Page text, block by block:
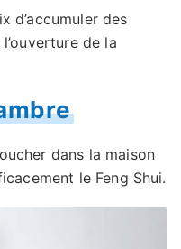
d’accumuler des
de la
dans la maison
le Feng Shui.